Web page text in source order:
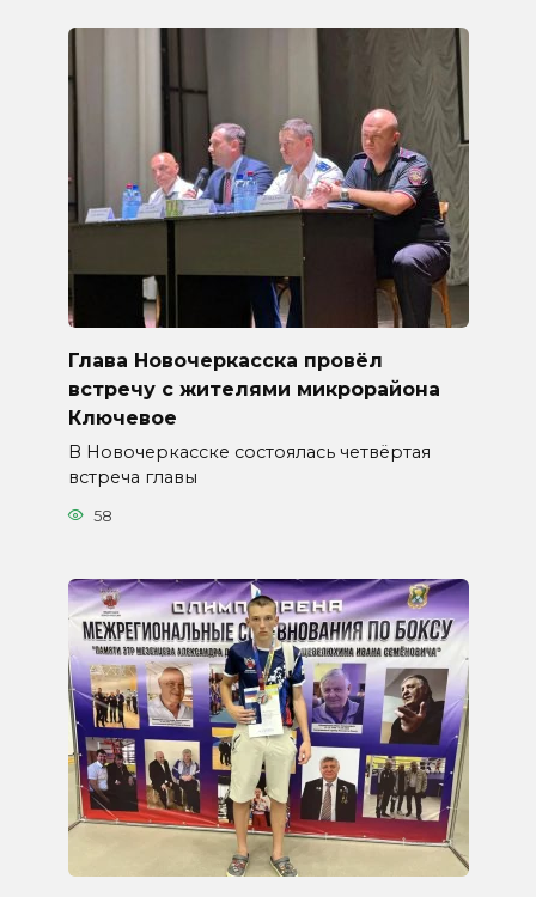
Глава Новочеркасска провёл
встречу с жителями микрорайона
Ключевое
В Новочеркасске состоялась четвёртая
встреча главы
58